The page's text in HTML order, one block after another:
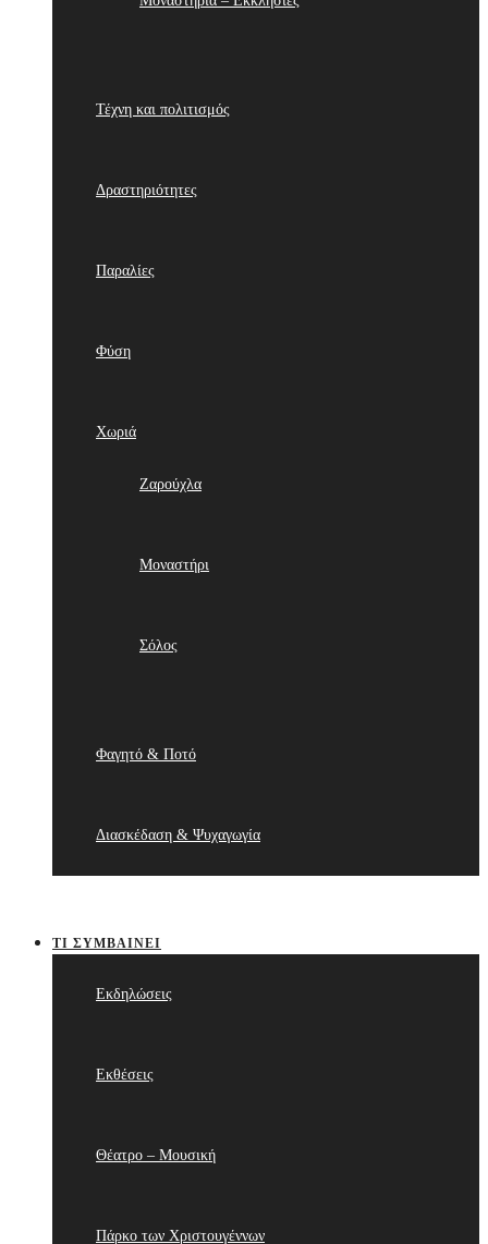
Τέχνη και πολιτισμός
Δραστηριότητες
Παραλίες
Φύση
Χωριά
Ζαρούχλα
Μοναστήρι
Σόλος
Φαγητό & Ποτό
Διασκέδαση & Ψυχαγωγία
ΤΙ ΣΥΜΒΑΊΝΕΙ
Εκδηλώσεις
Εκθέσεις
Θέατρο – Μουσική
Πάρκο των Χριστουγέννων